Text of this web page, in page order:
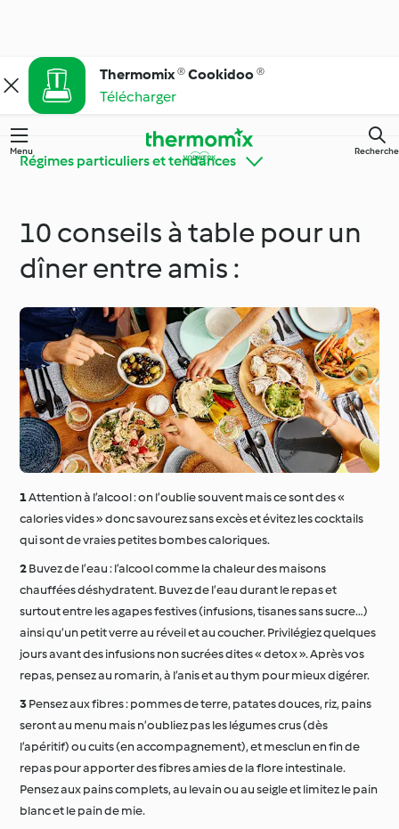
Thermomix ® Cookidoo ®
Télécharger
Menu Recherche
Régimes particuliers et tendances
Faites connaissance
avec Cookidoo®
Apprendre avec
Cookidoo®
& astuces
simples !
Cuisine de tous les
jours
Régimes particuliers et
tendances
Occasions spéciales et
saisons
Autour du monde avec
Cookidoo®
10 conseils à table pour un
dîner entre amis :
Attention à l’alcool : on l’oublie souvent mais ce sont des «
calories vides » donc savourez sans excès et évitez les cocktails
qui sont de vraies petites bombes caloriques.
Buvez de l’eau : l’alcool comme la chaleur des maisons
chauffées déshydratent. Buvez de l’eau durant le repas et
surtout entre les agapes festives (infusions, tisanes sans sucre…)
ainsi qu’un petit verre au réveil et au coucher. Privilégiez quelques
jours avant des infusions non sucrées dites « detox ». Après vos
repas, pensez au romarin, à l’anis et au thym pour mieux digérer.
Pensez aux fibres : pommes de terre, patates douces, riz, pains
seront au menu mais n’oubliez pas les légumes crus (dès
l’apéritif) ou cuits (en accompagnement), et mesclun en fin de
repas pour apporter des fibres amies de la flore intestinale.
Pensez aux pains complets, au levain ou au seigle et limitez le pain
blanc et le pain de mie.